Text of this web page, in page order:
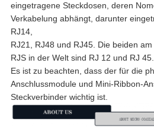
eingetragene Steckdosen, deren
Verkabelung abhängt, darunter
RJ14,
RJ21, RJ48 und RJ45. Die beiden
RJS in der Welt sind RJ 12 und RJ 45.
Es ist zu beachten, dass der für die
Anschlussmodule und Mini-Ribbon-
Steckverbinder wichtig ist.